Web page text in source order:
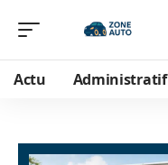
Actu Administratif